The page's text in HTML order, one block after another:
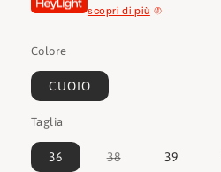
scopri di più
Colore
CUOIO
Taglia
36 38Variante
39